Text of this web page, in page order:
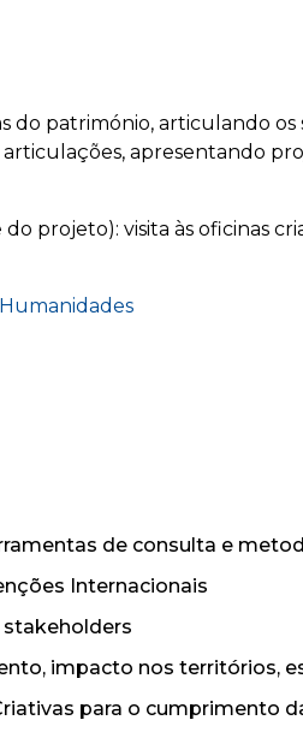
do património, articulando
apresentando
projeto): visita às oficinas
de consulta e
Internacionais
stakeholders
impacto nos territórios,
para o cumprimento